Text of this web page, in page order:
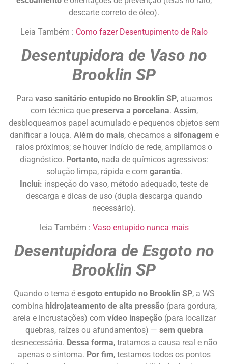
descarte correto de óleo).
Leia Também : Como fazer Desentupimento de Ralo
Desentupidora de Vaso no
Brooklin SP
Para vaso sanitário entupido no Brooklin SP, atuamos
com técnica que preserva a porcelana. Assim,
desbloqueamos papel acumulado e pequenos objetos sem
danificar a louça. Além do mais, checamos a sifonagem e
ralos próximos; se houver indício de rede, ampliamos o
diagnóstico. Portanto, nada de químicos agressivos:
solução limpa, rápida e com garantia.
Inclui: inspeção do vaso, método adequado, teste de
descarga e dicas de uso (dupla descarga quando
necessário).
leia Também : Vaso entupido nunca mais
Desentupidora de Esgoto no
Brooklin SP
Quando o tema é esgoto entupido no Brooklin SP, a WS
combina hidrojateamento de alta pressão(para gordura,
areia e incrustações) com vídeo inspeção(para localizar
quebras, raízes ou afundamentos) — sem quebra
desnecessária. Dessa forma, tratamos a causa real e não
apenas o sintoma. Por fim, testamos todos os pontos